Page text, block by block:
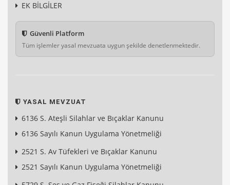
EK BİLGİLER
Güvenli Platform
Tüm işlemler yasal mevzuata uygun şekilde denetlenmektedir.
YASAL MEVZUAT
6136 S. Ateşli Silahlar ve Bıçaklar Kanunu
6136 Sayılı Kanun Uygulama Yönetmeliği
2521 S. Av Tüfekleri ve Bıçaklar Kanunu
2521 Sayılı Kanun Uygulama Yönetmeliği